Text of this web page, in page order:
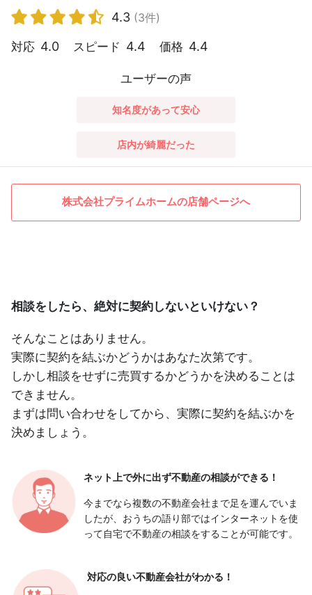
4.3 (3件)
対応 4.0 スピード 4.4 価格 4.4
ユーザーの声
知名度があって安心
店内が綺麗だった
株式会社プライムホームの店舗ページへ
相談をしたら、絶対に契約しないといけない？
そんなことはありません。
実際に契約を結ぶかどうかはあなた次第です。
しかし相談をせずに売買するかどうかを決めることは
できません。
まずは問い合わせをしてから、実際に契約を結ぶかを
決めましょう。
ネット上で外に出ず不動産の相談ができる！
今までなら複数の不動産会社まで足を運んでいま
したが、おうちの語り部ではインターネットを使
って自宅で不動産の相談をすることが可能です。
対応の良い不動産会社がわかる！